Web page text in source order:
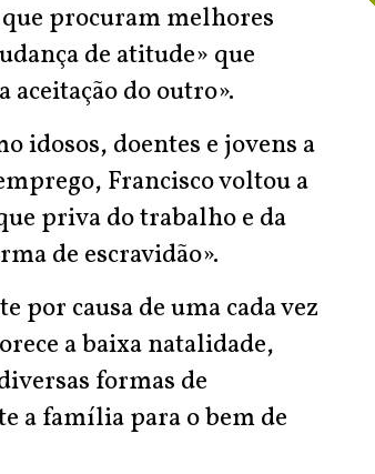
procuram melhores
de atitude» que
aceitação do outro».
idosos, doentes e jovens a
Francisco voltou a
priva do trabalho e da
de escravidão».
por causa de uma cada vez
a baixa natalidade,
formas de
a família para o bem de